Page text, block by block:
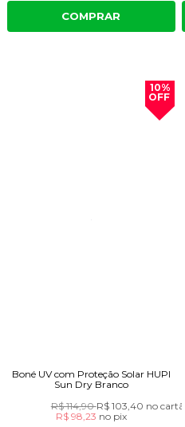
COMPRAR
10%
OFF
Boné UV com Proteção Solar HUPI
Sun Dry Branco
R$ 114,90R$ 103,40 no cartão
R$ 98,23 no pix